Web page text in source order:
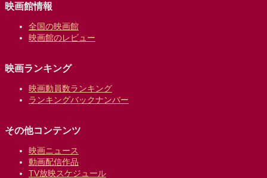
映画館情報
全国の映画館
映画館のレビュー
映画ランキング
映画動員数ランキング
ランキングバックナンバー
その他コンテンツ
映画ニュース
動画配信作品
TV放映スケジュール